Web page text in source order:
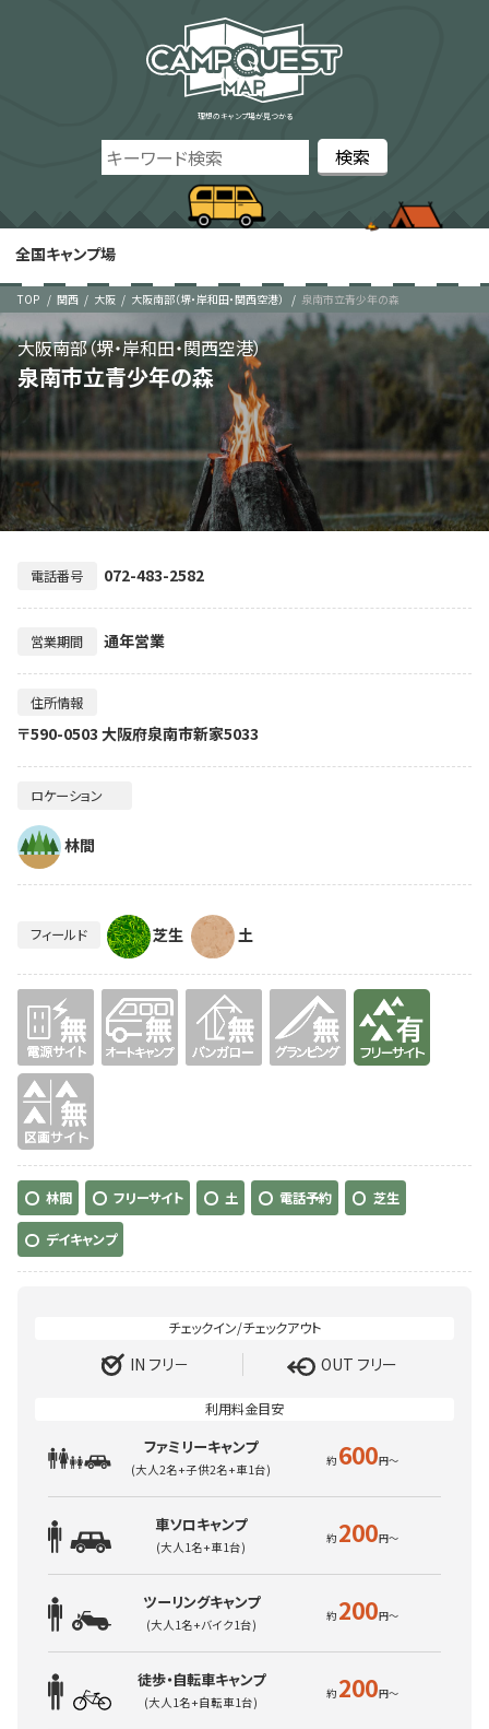
理想のキャンプ場が見つかる
全国キャンプ場
TOP 関西 大阪 大阪南部（堺・岸和田・関西空港） 泉南市立青少年の森
泉南市立青少年の森
大阪南部（堺・岸和田・関西空港）
電話番号 072-483-2582
営業期間 通年営業
住所情報
〒590-0503 大阪府泉南市新家5033
ロケーション
林間
フィールド 芝生 土
無 無 有り
無
林間 フリーサイト 土 電話予約 芝生
デイキャンプ
IN フリ－ OUT フリー
ファミリーキャンプ
(大人2名+子供2名+車1台) 600
車ソロキャンプ
(大人1名+車1台) 200
ツーリングキャンプ
(大人1名+バイク1台) 200
徒歩・自転車キャンプ
(大人1名+自転車1台) 200